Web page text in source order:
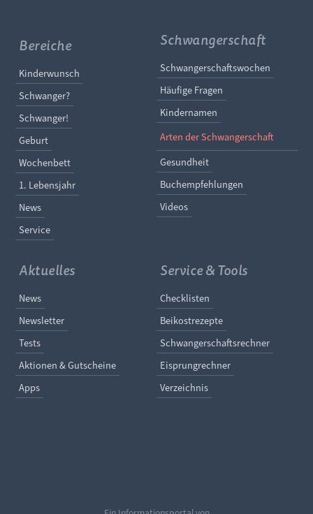
Bereiche
Navigation überspringen
Kinderwunsch
Schwanger?
Schwanger!
Geburt
Wochenbett
1. Lebensjahr
News
Service
Schwangerschaft
Navigation
Schwangerschaftswochen
Häufige Fragen
Kindernamen
Arten der Schwangerschaft
Gesundheit
Buchempfehlungen
Videos
Aktuelles
Navigation überspringen
News
Newsletter
Tests
Aktionen & Gutscheine
Apps
Service & Tools
Navigation
Checklisten
Beikostrezepte
Schwangerschaftsrechner
Eisprungrechner
Verzeichnis